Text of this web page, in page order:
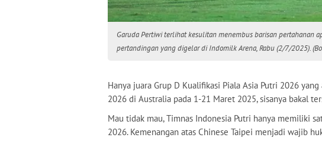
Garuda Pertiwi terlihat kesulitan menembus barisan pertahanan
pertandingan yang digelar di Indomilk Arena, Rabu (2/7/2025).
Hanya juara Grup D Kualifikasi Piala Asia Putri 2026
2026 di Australia pada 1-21 Maret 2025, sisanya bakal
Mau tidak mau, Timnas Indonesia Putri hanya memiliki
2026. Kemenangan atas Chinese Taipei menjadi wajib